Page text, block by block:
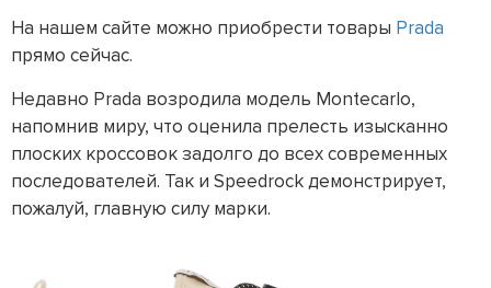
На нашем сайте можно приобрести товары Prada
прямо сейчас.
Недавно Prada возродила модель Montecarlo,
напомнив миру, что оценила прелесть изысканно
плоских кроссовок задолго до всех современных
последователей. Так и Speedrock демонстрирует,
пожалуй, главную силу марки.